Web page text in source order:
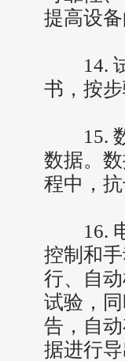
提高设
14. 试
书，按
15. 数
数据。
程中，
16. 电
控制和
行、自
试验，
告，自
据进行